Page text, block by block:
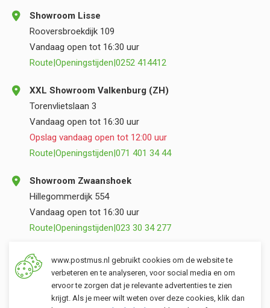
Showroom Lisse
Rooversbroekdijk 109
Vandaag open tot 16:30 uur
Route Openingstijden 0252 414412
XXL Showroom Valkenburg (ZH)
Torenvlietslaan 3
Vandaag open tot 16:30 uur
Opslag vandaag open tot 12:00 uur
Route Openingstijden 071 401 34 44
Showroom Zwaanshoek
Hillegommerdijk 554
Vandaag open tot 16:30 uur
Route Openingstijden 023 30 34 277
Opslag Valkenburg (ZH)
Torenvlietslaan 3
Vandaag open tot 12:00 uur
Route|Openingstijden |071 401 34 44
www.postmus.nl gebruikt cookies om de website te
verbeteren en te analyseren, voor social media en om
ervoor te zorgen dat je relevante advertenties te zien
krijgt. Als je meer wilt weten over deze cookies, klik dan